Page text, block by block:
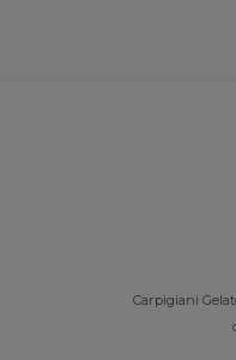
Carpigiani